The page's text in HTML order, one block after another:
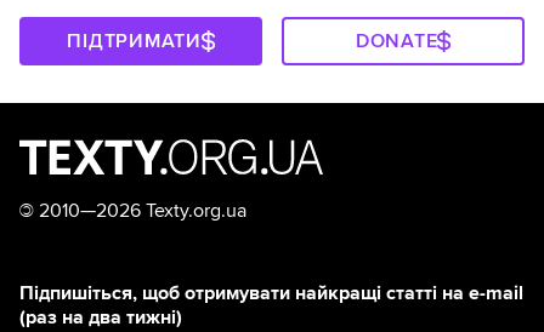
ПІДТРИМАТИ DONATE
© 2010—2026 Texty.org.ua
Підпишіться, щоб отримувати найкращі статті на e-mail
(раз на два тижні)